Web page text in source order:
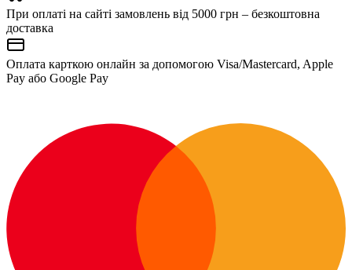
При оплаті на сайті замовлень від 5000 грн – безкоштовна
доставка
Оплата карткою онлайн за допомогою Visa/Mastercard, Apple
Pay або Google Pay